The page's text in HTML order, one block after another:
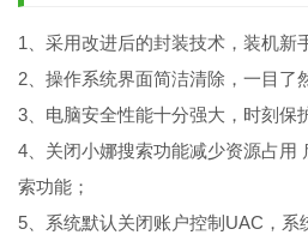
1、采用改进后的封装技术，装机新
2、操作系统界面简洁清除，一目了
3、电脑安全性能十分强大，时刻保
4、关闭小娜搜索功能减少资源占用
索功能；
5、系统默认关闭账户控制UAC，系